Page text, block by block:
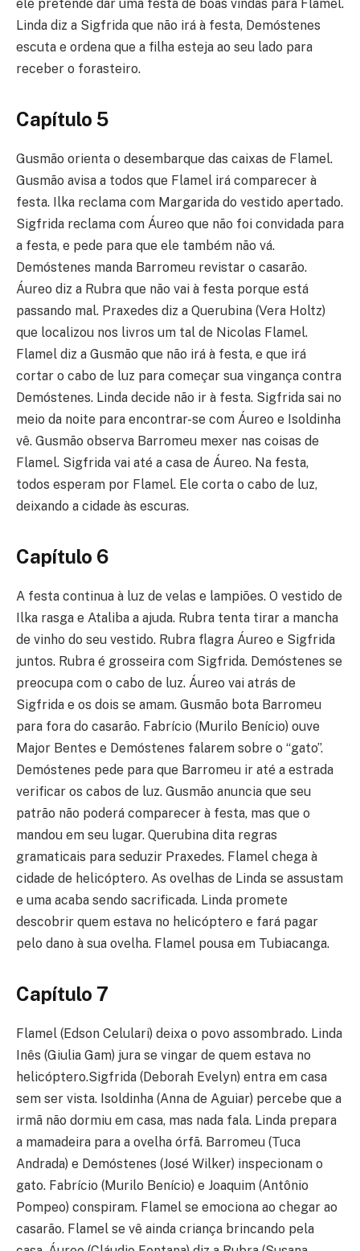
ele pretende dar uma festa de boas vindas para Flamel.
Linda diz a Sigfrida que não irá à festa, Demóstenes
escuta e ordena que a filha esteja ao seu lado para
receber o forasteiro.
Capítulo 5
Gusmão orienta o desembarque das caixas de Flamel.
Gusmão avisa a todos que Flamel irá comparecer à
festa. Ilka reclama com Margarida do vestido apertado.
Sigfrida reclama com Áureo que não foi convidada para
a festa, e pede para que ele também não vá.
Demóstenes manda Barromeu revistar o casarão.
Áureo diz a Rubra que não vai à festa porque está
passando mal. Praxedes diz a Querubina (Vera Holtz)
que localizou nos livros um tal de Nicolas Flamel.
Flamel diz a Gusmão que não irá à festa, e que irá
cortar o cabo de luz para começar sua vingança contra
Demóstenes. Linda decide não ir à festa. Sigfrida sai no
meio da noite para encontrar-se com Áureo e Isoldinha
vê. Gusmão observa Barromeu mexer nas coisas de
Flamel. Sigfrida vai até a casa de Áureo. Na festa,
todos esperam por Flamel. Ele corta o cabo de luz,
deixando a cidade às escuras.
Capítulo 6
A festa continua à luz de velas e lampiões. O vestido de
Ilka rasga e Ataliba a ajuda. Rubra tenta tirar a mancha
de vinho do seu vestido. Rubra flagra Áureo e Sigfrida
juntos. Rubra é grosseira com Sigfrida. Demóstenes se
preocupa com o cabo de luz. Áureo vai atrás de
Sigfrida e os dois se amam. Gusmão bota Barromeu
para fora do casarão. Fabrício (Murilo Benício) ouve
Major Bentes e Demóstenes falarem sobre o “gato”.
Demóstenes pede para que Barromeu ir até a estrada
verificar os cabos de luz. Gusmão anuncia que seu
patrão não poderá comparecer à festa, mas que o
mandou em seu lugar. Querubina dita regras
gramaticais para seduzir Praxedes. Flamel chega à
cidade de helicóptero. As ovelhas de Linda se assustam
e uma acaba sendo sacrificada. Linda promete
descobrir quem estava no helicóptero e fará pagar
pelo dano à sua ovelha. Flamel pousa em Tubiacanga.
Capítulo 7
Flamel (Edson Celulari) deixa o povo assombrado. Linda
Inês (Giulia Gam) jura se vingar de quem estava no
helicóptero.Sigfrida (Deborah Evelyn) entra em casa
sem ser vista. Isoldinha (Anna de Aguiar) percebe que a
irmã não dormiu em casa, mas nada fala. Linda prepara
a mamadeira para a ovelha órfã. Barromeu (Tuca
Andrada) e Demóstenes (José Wilker) inspecionam o
gato. Fabrício (Murilo Benício) e Joaquim (Antônio
Pompeo) conspiram. Flamel se emociona ao chegar ao
casarão. Flamel se vê ainda criança brincando pela